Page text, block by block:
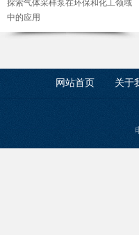
探索气体采样泵在环保和化工领域
中的应用
网站首页 关于